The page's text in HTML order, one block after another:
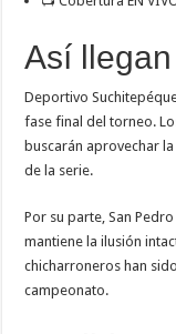
Así
Deportivo
fase final del torneo.
buscarán aprovechar
de la serie.
Por su parte,San Pedro
mantiene la ilusión
chicharroneros han
campeonato.